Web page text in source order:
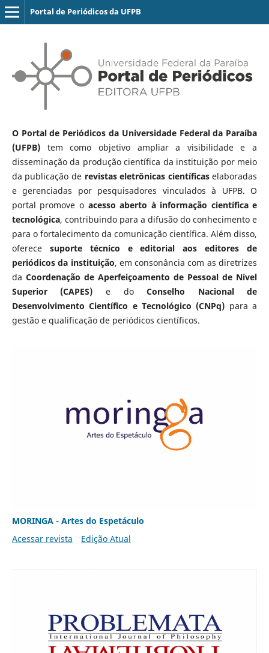
Portal de Periódicos da UFPB
O Portal de Periódicos da Universidade Federal da Paraíba
(UFPB)tem como objetivo ampliar a visibilidade e a
disseminação da produção científica da instituição por meio
da publicação de revistas eletrônicas científicaselaboradas
e gerenciadas por pesquisadores vinculados à UFPB. O
portal promove o acesso aberto à informação científica e
tecnológica, contribuindo para a difusão do conhecimento e
para o fortalecimento da comunicação científica. Além disso,
oferece suporte técnico e editorial aos editores de
periódicos da instituição, em consonância com as diretrizes
da Coordenação de Aperfeiçoamento de Pessoal de Nível
Superior (CAPES) e doConselho Nacional de
Desenvolvimento Científico e Tecnológico (CNPq) para a
gestão e qualificação de periódicos científicos.
MORINGA - Artes do Espetáculo
Acessar revista
Edição Atual